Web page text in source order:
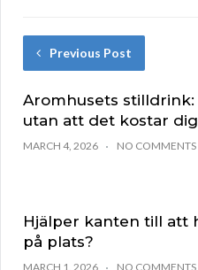
Previous Post
Aromhusets
utan att det kostar
MARCH 4, 2026 NO COMMENTS
Hjälper kanten till att
på plats?
MARCH 1, 2026 NO COMMENTS